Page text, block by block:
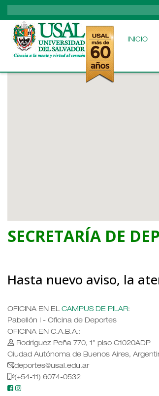
MAIN
INICIO
SECRETARÍA DE
Hasta nuevo aviso, la
OFICINA EN EL CAMPUS DE PILAR:
Pabellón I - Oficina de Deportes
OFICINA EN C.A.B.A.:
Rodríguez Peña 770, 1° piso C1020ADP
Ciudad Autónoma de Buenos Aires,
deportes@usal.edu.ar
(+54-11) 6074-0532